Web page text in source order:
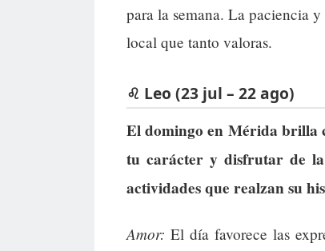
para la semana. La paciencia
local que tanto valoras.
♌ Leo (23 jul – 22 ago)
El domingo en Mérida brilla
tu carácter y disfrutar de
actividades que realzan su
Amor: El día favorece las